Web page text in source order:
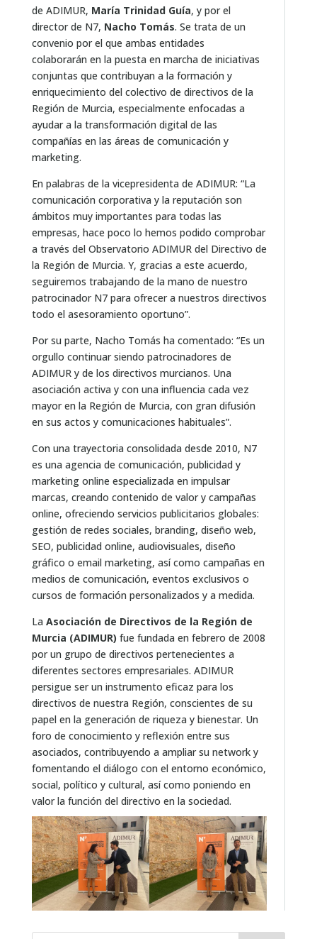
de ADIMUR, María Trinidad Guía, y por el
director de N7, Nacho Tomás. Se trata de un
convenio por el que ambas entidades
colaborarán en la puesta en marcha de iniciativas
conjuntas que contribuyan a la formación y
enriquecimiento del colectivo de directivos de la
Región de Murcia, especialmente enfocadas a
ayudar a la transformación digital de las
compañías en las áreas de comunicación y
marketing.
En palabras de la vicepresidenta de ADIMUR: “La
comunicación corporativa y la reputación son
ámbitos muy importantes para todas las
empresas, hace poco lo hemos podido comprobar
a través del Observatorio ADIMUR del Directivo de
la Región de Murcia. Y, gracias a este acuerdo,
seguiremos trabajando de la mano de nuestro
patrocinador N7 para ofrecer a nuestros directivos
todo el asesoramiento oportuno”.
Por su parte, Nacho Tomás ha comentado: “Es un
orgullo continuar siendo patrocinadores de
ADIMUR y de los directivos murcianos. Una
asociación activa y con una influencia cada vez
mayor en la Región de Murcia, con gran difusión
en sus actos y comunicaciones habituales”.
Con una trayectoria consolidada desde 2010, N7
es una agencia de comunicación, publicidad y
marketing online especializada en impulsar
marcas, creando contenido de valor y campañas
online, ofreciendo servicios publicitarios globales:
gestión de redes sociales, branding, diseño web,
SEO, publicidad online, audiovisuales, diseño
gráfico o email marketing, así como campañas en
medios de comunicación, eventos exclusivos o
cursos de formación personalizados y a medida.
La Asociación de Directivos de la Región de
Murcia (ADIMUR) fue fundada en febrero de 2008
por un grupo de directivos pertenecientes a
diferentes sectores empresariales. ADIMUR
persigue ser un instrumento eficaz para los
directivos de nuestra Región, conscientes de su
papel en la generación de riqueza y bienestar. Un
foro de conocimiento y reflexión entre sus
asociados, contribuyendo a ampliar su network y
fomentando el diálogo con el entorno económico,
social, político y cultural, así como poniendo en
valor la función del directivo en la sociedad.